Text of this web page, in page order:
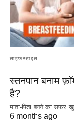
लाइफस्टाइल
स्तनपान बनाम
है?
माता-पिता बनने का सफर
6 months ago